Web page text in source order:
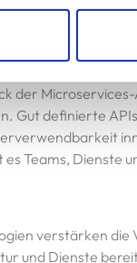
in die
der
Gut definierte
Teams, Dienste
verstärken
und Dienste